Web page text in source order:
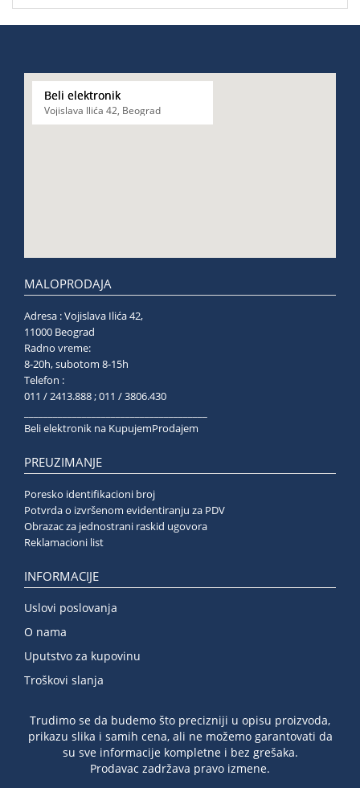
Beli elektronik
Vojislava Ilića 42, Beograd
MALOPRODAJA
Adresa : Vojislava Ilića 42,
11000 Beograd
Radno vreme:
8-20h, subotom 8-15h
Telefon :
011 / 2413.888 ; 011 / 3806.430
Beli elektronik na KupujemProdajem
PREUZIMANJE
Poresko identifikacioni broj
Potvrda o izvršenom evidentiranju za PDV
Obrazac za jednostrani raskid ugovora
Reklamacioni list
INFORMACIJE
Uslovi poslovanja
O nama
Uputstvo za kupovinu
Troškovi slanja
Trudimo se da budemo što precizniji u opisu proizvoda,
prikazu slika i samih cena, ali ne možemo garantovati da
su sve informacije kompletne i bez grešaka.
Prodavac zadržava pravo izmene.